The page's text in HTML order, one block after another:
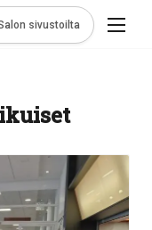
sivustoilta